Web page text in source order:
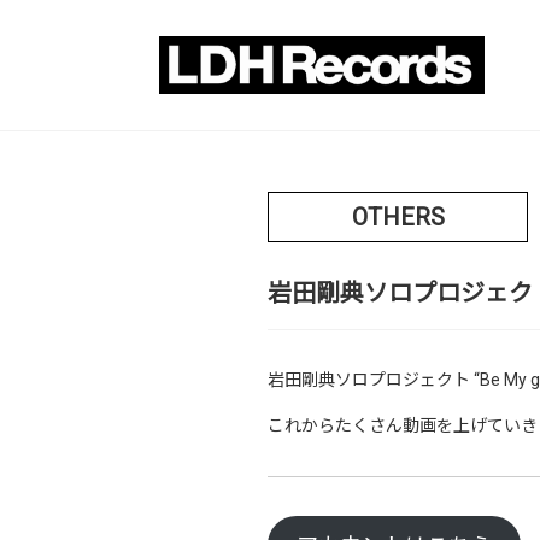
OTHERS
岩田剛典ソロプロジェク
岩田剛典ソロプロジェクト “Be My
これからたくさん動画を上げてい